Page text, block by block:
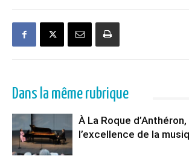
Dans la même rubrique
À La Roque
l’excellence de la